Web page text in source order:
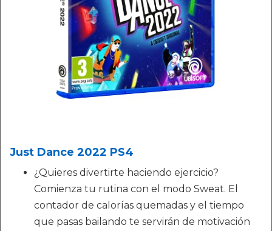
Just Dance 2022 PS4
¿Quieres divertirte haciendo ejercicio?
Comienza tu rutina con el modo Sweat. El
contador de calorías quemadas y el tiempo
que pasas bailando te servirán de motivación